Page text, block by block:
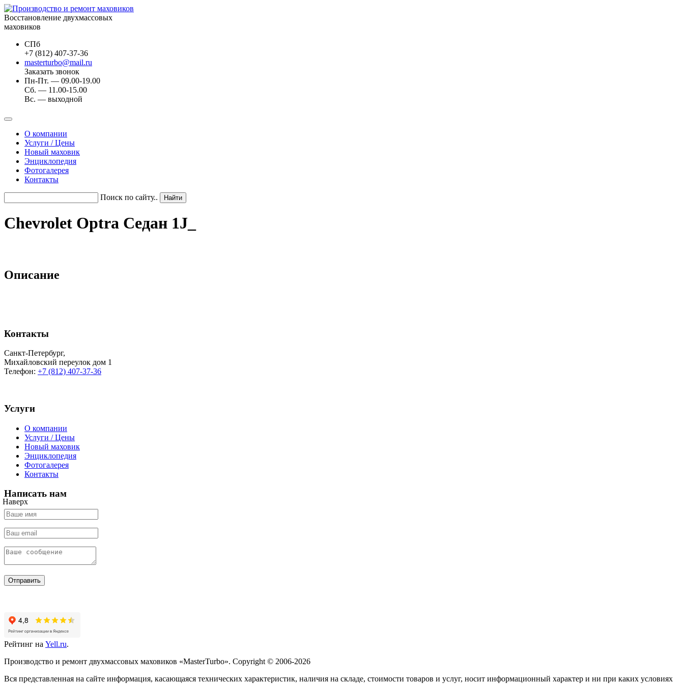
Восстановление двухмассовых
маховиков
СПб
+7 (812) 407-37-36
masterturbo@mail.ru
Заказать звонок
Пн-Пт. — 09.00-19.00
Сб. — 11.00-15.00
Вс. — выходной
О компании
Услуги / Цены
Новый маховик
Энциклопедия
Фотогалерея
Контакты
Поиск по сайту..
Chevrolet Optra Седан 1J_
Описание
Контакты
Санкт-Петербург,
Михайловский переулок дом 1
Телефон: +7 (812) 407-37-36
Услуги
О компании
Услуги / Цены
Новый маховик
Энциклопедия
Фотогалерея
Контакты
Написать нам
Отправить
Рейтинг на Yell.ru.
Производство и ремонт двухмассовых маховиков «MasterTurbo». Copyright © 2006-2026
Вся представленная на сайте информация, касающаяся технических характеристик, наличия на складе, стоимости товаров и услуг, носит информационный характер и ни при каких условиях
Наверх